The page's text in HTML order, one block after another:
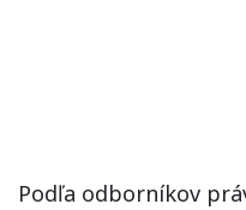
Podľa odborníkov